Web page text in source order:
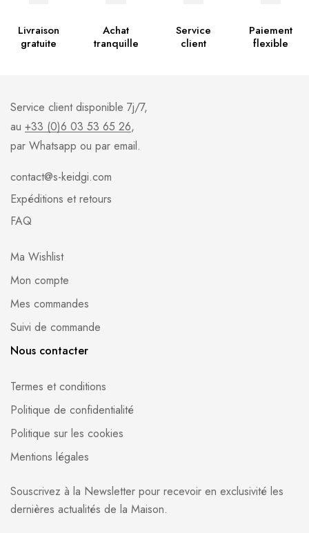
Livraison
gratuite
Achat
tranquille
Service
client
Paiement
flexible
Service client disponible 7j/7,
au +33 (0)6 03 53 65 26,
par Whatsapp ou par email.
contact@s-keidgi.com
Expéditions et retours
FAQ
Ma Wishlist
Mon compte
Mes commandes
Suivi de commande
Nous contacter
Termes et conditions
Politique de confidentialité
Politique sur les cookies
Mentions légales
Souscrivez à la Newsletter pour recevoir en exclusivité les
dernières actualités de la Maison.